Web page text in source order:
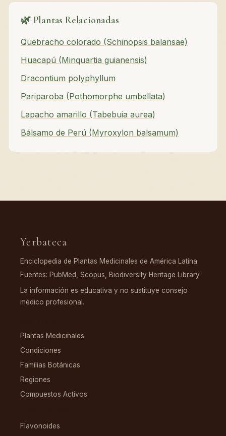
🌿 Plantas Relacionadas
Quebracho colorado (Schinopsis balansae)
Huacapú (Minquartia guianensis)
Dracontium polyphyllum
Pariparoba (Pothomorphe umbellata)
Lapacho amarillo (Tabebuia aurea)
Bálsamo de Perú (Myroxylon balsamum)
Yerbateca
Enciclopedia de Plantas Medicinales de América Latina
Fuentes: PubMed, Scopus, Biodiversity Heritage Library
La información es educativa y no sustituye consejo
médico profesional.
Plantas Medicinales
Condiciones
Familias Botánicas
Regiones
Compuestos Activos
Flavonoides